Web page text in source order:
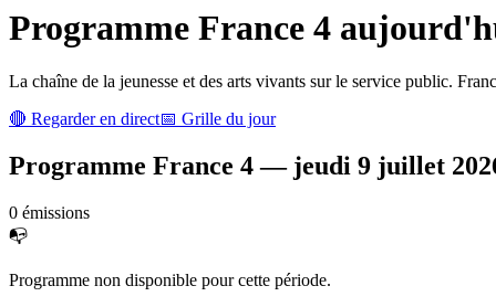
Programme France 4
La chaîne de la jeunesse et des arts vivants sur le service public.
🔴 Regarder en direct📅 Grille du jour
Programme France 4— jeudi 9 juillet
0 émissions
📭
Programme non disponible pour cette période.